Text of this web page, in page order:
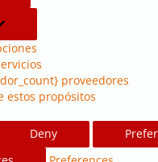
proveedores
estos propósitos
Deny